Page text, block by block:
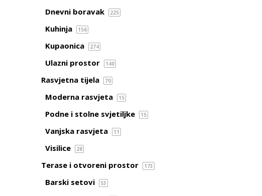
Dnevni boravak 225
Kuhinja 156
Kupaonica 274
Ulazni prostor 140
Rasvjetna tijela 70
Moderna rasvjeta 15
Podne i stolne svjetiljke 15
Vanjska rasvjeta 11
Visilice 28
Terase i otvoreni prostor 173
Barski setovi 53